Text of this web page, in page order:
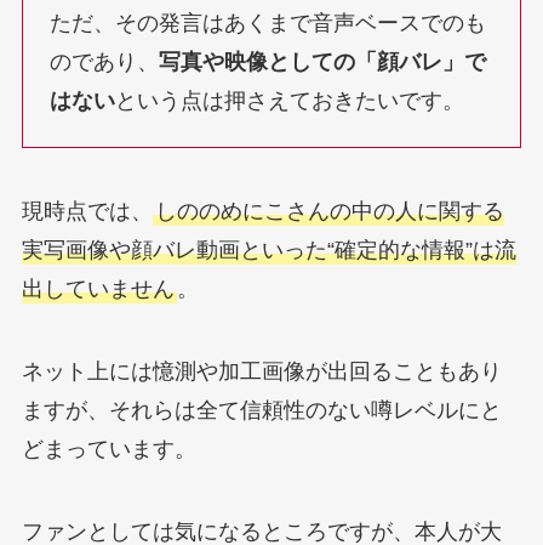
ただ、その発言はあくまで音声ベースでのも
のであり、写真や映像としての「顔バレ」で
はないという点は押さえておきたいです。
現時点では、 しののめにこさんの中の人に関する
実写画像や顔バレ動画といった“確定的な情報”は流
出していません。
ネット上には憶測や加工画像が出回ることもあり
ますが、それらは全て信頼性のない噂レベルにと
どまっています。
ファンとしては気になるところですが、本人が大